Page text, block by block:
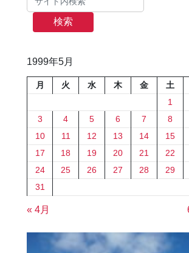
検索
1999年5月
月 火 水 木 金 土
1
3
4 5 6 7 8
10
11 12 13 14 15
17
18 19 20 21 22
24
25 26 27 28 29
31
« 4月